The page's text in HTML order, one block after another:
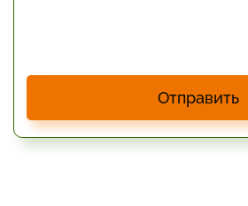
Отправить